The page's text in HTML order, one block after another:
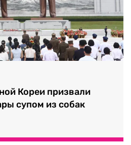
Кореи призвали
супом из собак